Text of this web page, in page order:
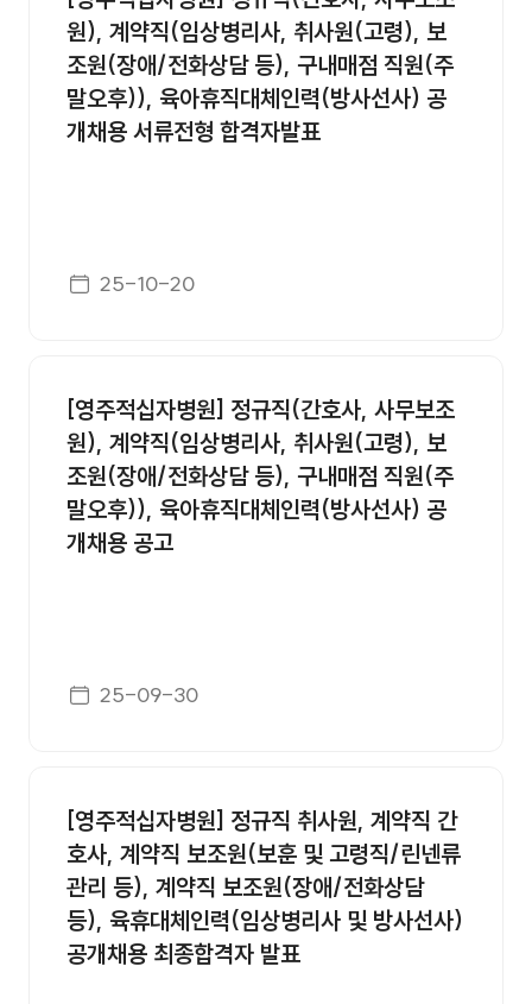
원), 계약직(임상병리사, 취사원(고령), 보
조원(장애/전화상담 등), 구내매점 직원(주
말오후)), 육아휴직대체인력(방사선사) 공
개채용 서류전형 합격자발표
게시일자
25-10-20
[영주적십자병원] 정규직(간호사, 사무보조
원), 계약직(임상병리사, 취사원(고령), 보
조원(장애/전화상담 등), 구내매점 직원(주
말오후)), 육아휴직대체인력(방사선사) 공
개채용 공고
게시일자
25-09-30
[영주적십자병원] 정규직 취사원, 계약직 간
호사, 계약직 보조원(보훈 및 고령직/린넨류
관리 등), 계약직 보조원(장애/전화상담
등), 육휴대체인력(임상병리사 및 방사선사)
공개채용 최종합격자 발표